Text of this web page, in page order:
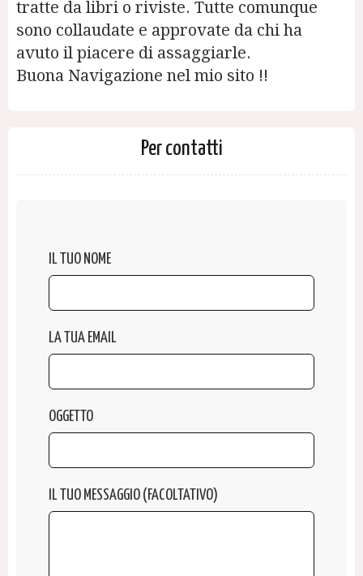
tratte da libri o riviste. Tutte comunque
sono collaudate e approvate da chi ha
avuto il piacere di assaggiarle.
Buona Navigazione nel mio sito !!
Per contatti
IL TUO NOME
LA TUA EMAIL
OGGETTO
IL TUO MESSAGGIO (FACOLTATIVO)